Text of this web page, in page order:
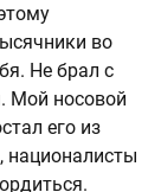
во
Не брал с
Мой носовой
его из
националисты